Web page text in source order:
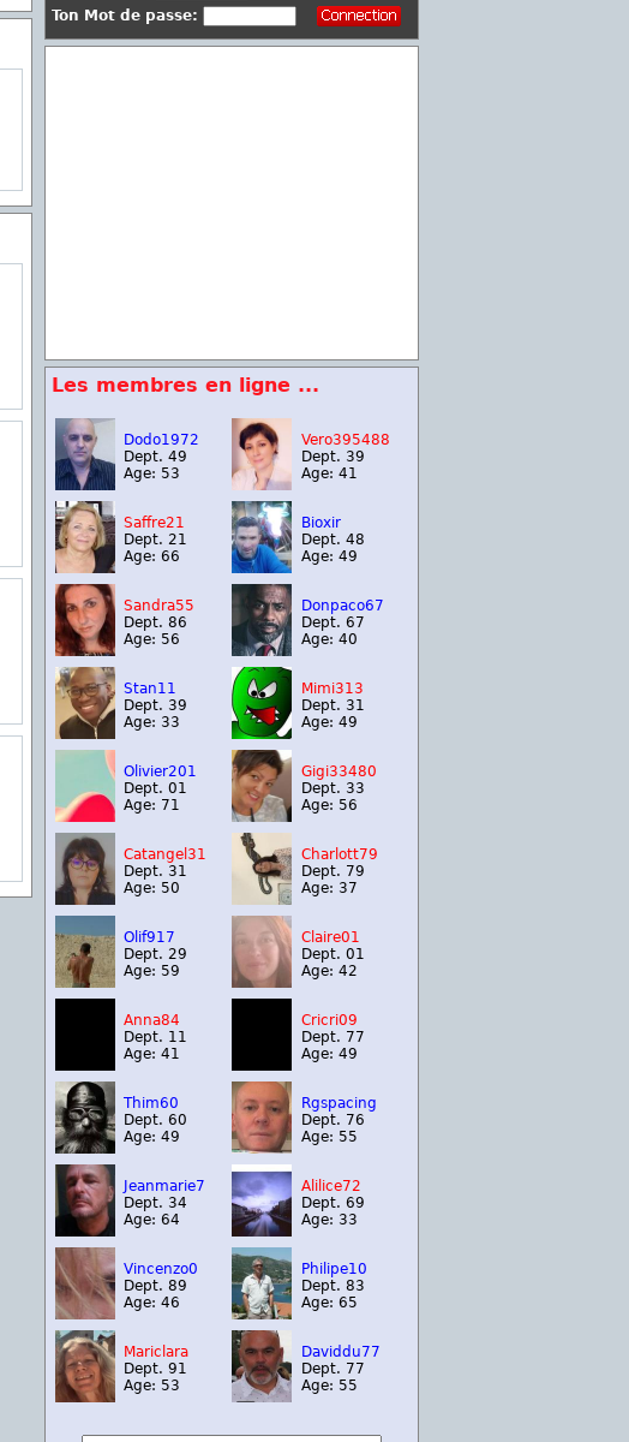
Ton Mot de passe:
Les membres en ligne ...
Dodo1972
Dept. 49
Age: 53
Vero395488
Dept. 39
Age: 41
Saffre21
Dept. 21
Age: 66
Bioxir
Dept. 48
Age: 49
Sandra55
Dept. 86
Age: 56
Donpaco67
Dept. 67
Age: 40
Stan11
Dept. 39
Age: 33
Mimi313
Dept. 31
Age: 49
Olivier201
Dept. 01
Age: 71
Gigi33480
Dept. 33
Age: 56
Catangel31
Dept. 31
Age: 50
Charlott79
Dept. 79
Age: 37
Olif917
Dept. 29
Age: 59
Claire01
Dept. 01
Age: 42
Anna84
Dept. 11
Age: 41
Cricri09
Dept. 77
Age: 49
Thim60
Dept. 60
Age: 49
Rgspacing
Dept. 76
Age: 55
Jeanmarie7
Dept. 34
Age: 64
Alilice72
Dept. 69
Age: 33
Vincenzo0
Dept. 89
Age: 46
Philipe10
Dept. 83
Age: 65
Mariclara
Dept. 91
Age: 53
Daviddu77
Dept. 77
Age: 55